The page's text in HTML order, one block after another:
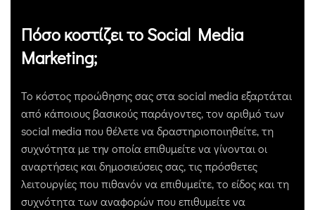
Πόσο κοστίζει το Social Media
Marketing;
Το κόστος προώθησης σας στα social media εξαρτάται
από κάποιους βασικούς παράγοντες, τον αριθμό των
social media που θέλετε να δραστηριοποιηθείτε, τη
συχνότητα με την οποία επιθυμείτε να γίνονται οι
αναρτήσεις και δημοσιεύσεις σας, τις πρόσθετες
λειτουργίες που πιθανόν να επιθυμείτε, το είδος και τη
συχνότητα των αναφορών που επιθυμείτε να